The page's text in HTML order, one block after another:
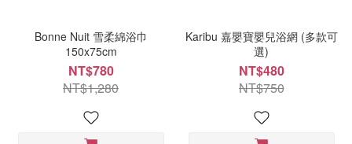
Bonne Nuit 雪柔綿浴巾
150x75cm
NT$780
NT$1,280
Karibu 嘉嬰寶嬰兒浴網 (多款可
選)
NT$480
NT$750